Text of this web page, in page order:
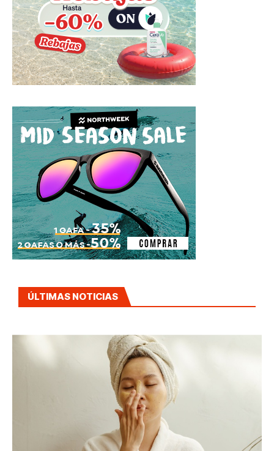
ÚLTIMAS NOTICIAS